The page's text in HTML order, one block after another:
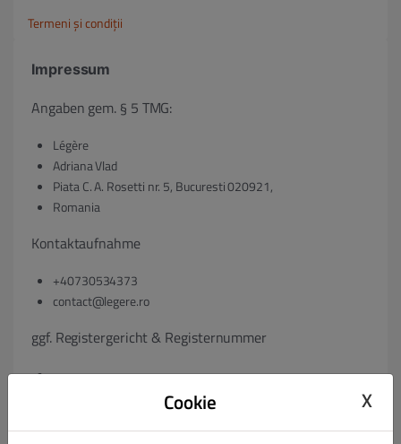
Termeni și condiții
Impressum
Angaben gem. § 5 TMG:
Légère
Adriana Vlad
Piata C. A. Rosetti nr. 5, Bucuresti 020921,
Romania
Kontaktaufnahme
+40730534373
contact@legere.ro
ggf. Registergericht & Registernummer
ggf. Umsatzsteuer-Identifikationsnummer gem. § 27 a
Cookie X